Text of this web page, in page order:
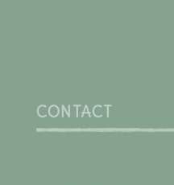
CONTACT